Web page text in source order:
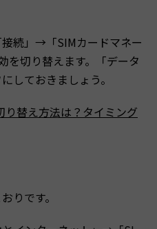
続」→「SIMカードマネー
を切り替えます。「データ
しておきましょう。
り替え方法は？タイミング
りです。